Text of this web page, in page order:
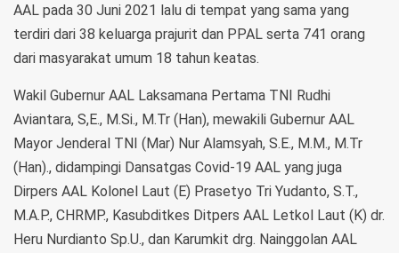
AAL pada 30 Juni 2021 lalu di tempat yang sama yang
terdiri dari 38 keluarga prajurit dan PPAL serta 741 orang
dari masyarakat umum 18 tahun keatas.
Wakil Gubernur AAL Laksamana Pertama TNI Rudhi
Aviantara, S,E., M.Si., M.Tr (Han), mewakili Gubernur AAL
Mayor Jenderal TNI (Mar) Nur Alamsyah, S.E., M.M., M.Tr
(Han)., didampingi Dansatgas Covid-19 AAL yang juga
Dirpers AAL Kolonel Laut (E) Prasetyo Tri Yudanto, S.T.,
M.A.P., CHRMP., Kasubditkes Ditpers AAL Letkol Laut (K) dr.
Heru Nurdianto Sp.U., dan Karumkit drg. Nainggolan AAL